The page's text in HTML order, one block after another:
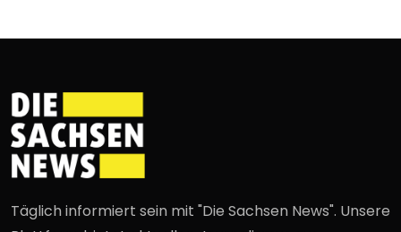
Täglich informiert sein mit "Die Sachsen News". Unsere